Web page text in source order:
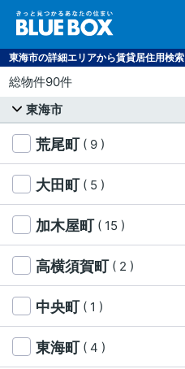
東海市の詳細エリアから賃貸居住用検索
総物件90件
東海市
荒尾町 ( 9 )
大田町 ( 5 )
加木屋町 ( 15 )
高横須賀町 ( 2 )
中央町 ( 1 )
東海町 ( 4 )